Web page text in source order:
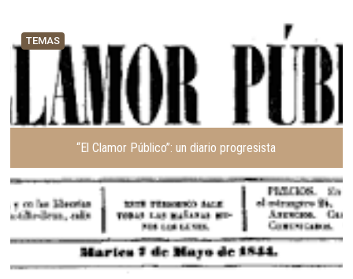
TEMAS
“El Clamor Público”: un diario progresista